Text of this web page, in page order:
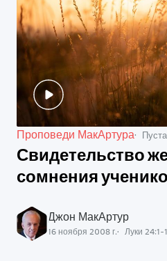
Проповеди МакАртура
Свидетельство
сомнения
Джон МакАртур
16 ноября 2008 г. Луки 24:1-